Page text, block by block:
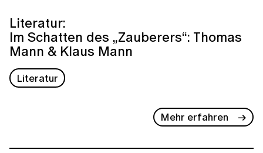
Literatur:
Im Schatten des „Zauberers“: Thomas
Mann & Klaus Mann
Literatur
Mehr erfahren